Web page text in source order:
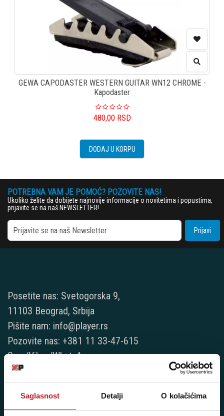
Saglasnost Detalji O kolačićima
GEWA CAPODASTER WESTERN GUITAR WN12 CHROME -
Kapodaster
480,00 RSD
DODAJ U KORPU
POTREBNA VAM JE POMOĆ? POZOVITE NAS!
Ukoliko želite da dobijete najnovije informacije o novitetima i popustima,
prijavite se na naš NEWSLETTER!
Prijavi
Posetite nas: Svetogorska 9,
11103 Beograd, Srbija
Pišite nam: info@player.rs
Pozovite nas: +381 11 33-47-615
Sms/Viber/WhatsApp